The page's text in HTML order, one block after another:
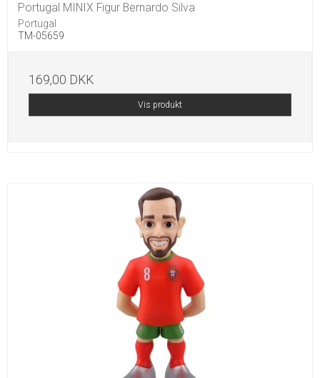
Portugal MINIX Figur Bernardo Silva
Portugal
TM-05659
169,00 DKK
Vis produkt